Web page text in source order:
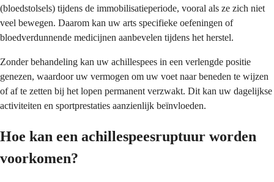
(bloedstolsels) tijdens de immobilisatieperiode, vooral als ze zich niet
veel bewegen. Daarom kan uw arts specifieke oefeningen of
bloedverdunnende medicijnen aanbevelen tijdens het herstel.
Zonder behandeling kan uw achillespees in een verlengde positie
genezen, waardoor uw vermogen om uw voet naar beneden te wijzen
of af te zetten bij het lopen permanent verzwakt. Dit kan uw dagelijkse
activiteiten en sportprestaties aanzienlijk beïnvloeden.
Hoe kan een achillespeesruptuur worden
voorkomen?